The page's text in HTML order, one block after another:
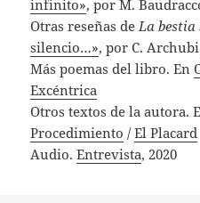
infinito», por M.
Otras reseñas de La bestia
silencio…», por C.
Más poemas del libro. En
Excéntrica
Otros textos de la autora.
Procedimiento /El Placard
Audio.Entrevista, 2020